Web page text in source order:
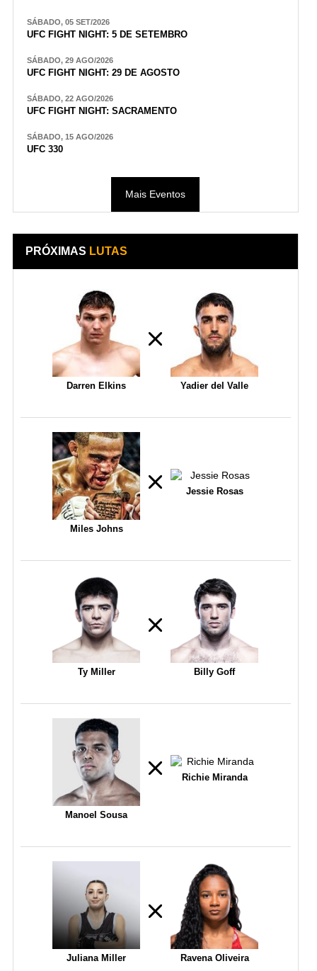
SÁBADO, 05 SET/2026
UFC FIGHT NIGHT: 5 DE SETEMBRO
SÁBADO, 29 AGO/2026
UFC FIGHT NIGHT: 29 DE AGOSTO
SÁBADO, 22 AGO/2026
UFC FIGHT NIGHT: SACRAMENTO
SÁBADO, 15 AGO/2026
UFC 330
Mais Eventos
PRÓXIMAS LUTAS
Darren Elkins Yadier del Valle
Miles Johns
Jessie Rosas
Ty Miller Billy Goff
Manoel Sousa
Richie Miranda
Juliana Miller Ravena Oliveira